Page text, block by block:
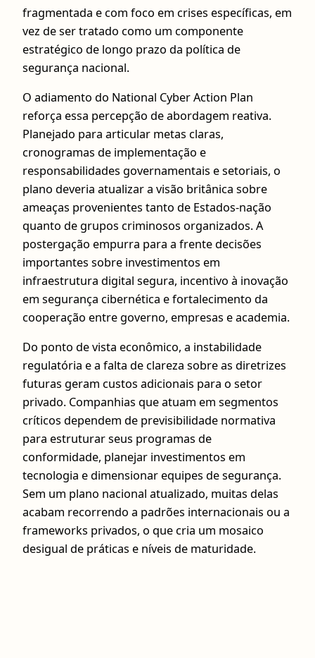
fragmentada e com foco em crises específicas, em
vez de ser tratado como um componente
estratégico de longo prazo da política de
segurança nacional.
O adiamento do National Cyber Action Plan
reforça essa percepção de abordagem reativa.
Planejado para articular metas claras,
cronogramas de implementação e
responsabilidades governamentais e setoriais, o
plano deveria atualizar a visão britânica sobre
ameaças provenientes tanto de Estados-nação
quanto de grupos criminosos organizados. A
postergação empurra para a frente decisões
importantes sobre investimentos em
infraestrutura digital segura, incentivo à inovação
em segurança cibernética e fortalecimento da
cooperação entre governo, empresas e academia.
Do ponto de vista econômico, a instabilidade
regulatória e a falta de clareza sobre as diretrizes
futuras geram custos adicionais para o setor
privado. Companhias que atuam em segmentos
críticos dependem de previsibilidade normativa
para estruturar seus programas de
conformidade, planejar investimentos em
tecnologia e dimensionar equipes de segurança.
Sem um plano nacional atualizado, muitas delas
acabam recorrendo a padrões internacionais ou a
frameworks privados, o que cria um mosaico
desigual de práticas e níveis de maturidade.